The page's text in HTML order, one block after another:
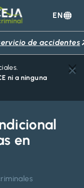
EN
de accidentes
ni a ninguna
en